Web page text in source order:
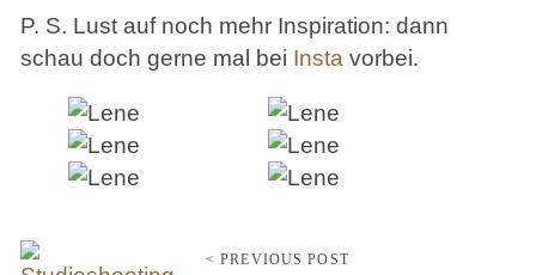
P. S. Lust auf noch mehr Inspiration: dann
schau doch gerne mal bei Insta vorbei.
< PREVIOUS POST